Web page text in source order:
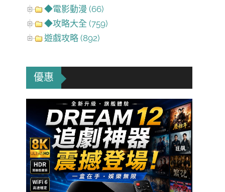
◆電影動漫 (66)
◆攻略大全 (759)
遊戲攻略 (892)
優惠